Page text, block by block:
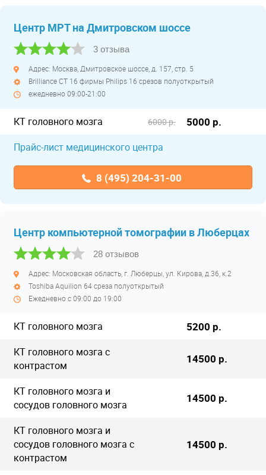
Центр МРТ на Дмитровском шоссе
3 отзыва
Адрес: Москва, Дмитровское шоссе, д. 157, стр. 5
Brilliance CT 16 фирмы Philips 16 срезов полуоткрытый
ежедневно 09:00-21:00
КТ головного мозга 6000 р. 5000 р.
Прайс-лист медицинского центра
8 (495) 204-31-00
Центр компьютерной томографии в Люберцах
28 отзывов
Адрес: Московская область, г. Люберцы, ул. Кирова, д.36, к.2
Toshiba Aquilion 64 среза полуоткрытый
Ежедневно с 09:00 до 19:00
КТ головного мозга 5200 р.
КТ головного мозга с
контрастом
14500 р.
КТ головного мозга и
сосудов головного мозга
14500 р.
КТ головного мозга и
сосудов головного мозга с
контрастом
14500 р.